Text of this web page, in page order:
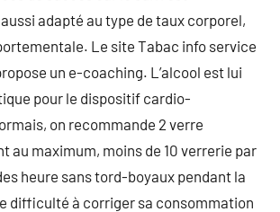
adapté au type de taux corporel,
Le site Tabac info service
un e-coaching. L’alcool est lui
pour le dispositif cardio-
on recommande 2 verre
au maximum, moins de 10 verrerie par
heure sans tord-boyaux pendant la
difficulté à corriger sa consommation